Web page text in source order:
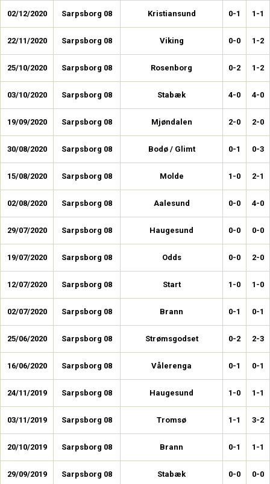
02/12/2020 Sarpsborg 08 Kristiansund 0-1 1-1
22/11/2020 Sarpsborg 08 Viking 0-0 1-2
25/10/2020 Sarpsborg 08 Rosenborg 0-2 1-2
03/10/2020 Sarpsborg 08 Stabæk 4-0 4-0
19/09/2020 Sarpsborg 08 Mjøndalen 2-0 2-0
30/08/2020 Sarpsborg 08 Bodø / Glimt 0-1 0-3
15/08/2020 Sarpsborg 08 Molde 1-0 2-1
02/08/2020 Sarpsborg 08 Aalesund 0-0 4-0
29/07/2020 Sarpsborg 08 Haugesund 0-0 0-0
19/07/2020 Sarpsborg 08 Odds 0-0 2-0
12/07/2020 Sarpsborg 08 Start 1-0 1-0
02/07/2020 Sarpsborg 08 Brann 0-1 0-1
25/06/2020 Sarpsborg 08 Strømsgodset 0-2 2-3
16/06/2020 Sarpsborg 08 Vålerenga 0-1 0-1
24/11/2019 Sarpsborg 08 Haugesund 1-0 1-1
03/11/2019 Sarpsborg 08 Tromsø 1-1 3-2
20/10/2019 Sarpsborg 08 Brann 0-1 1-1
29/09/2019 Sarpsborg 08 Stabæk 0-0 0-0